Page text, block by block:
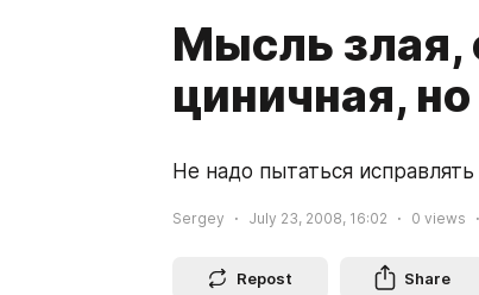
Мысль злая,
циничная,
Не надо пытаться
Sergey July 23, 2008, 16:02 0 views
Repost Share